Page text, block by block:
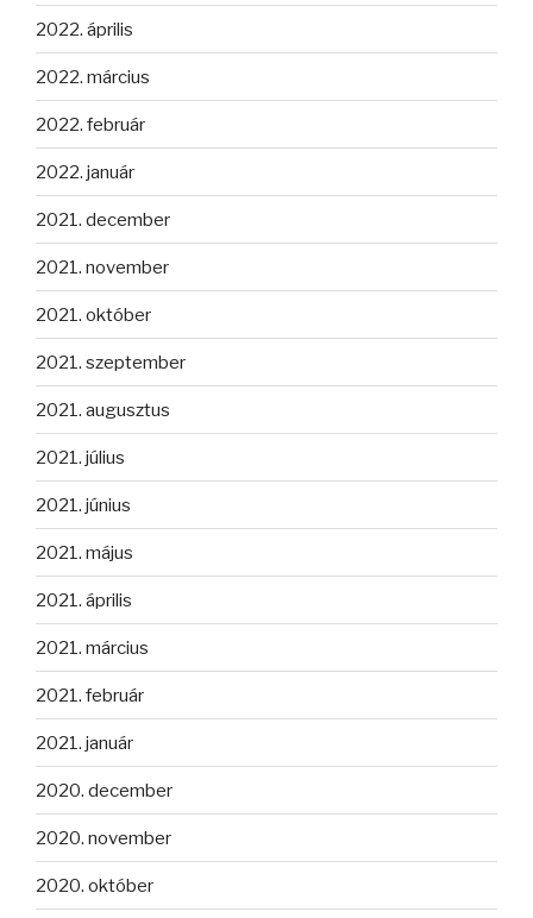
2022. április
2022. március
2022. február
2022. január
2021. december
2021. november
2021. október
2021. szeptember
2021. augusztus
2021. július
2021. június
2021. május
2021. április
2021. március
2021. február
2021. január
2020. december
2020. november
2020. október